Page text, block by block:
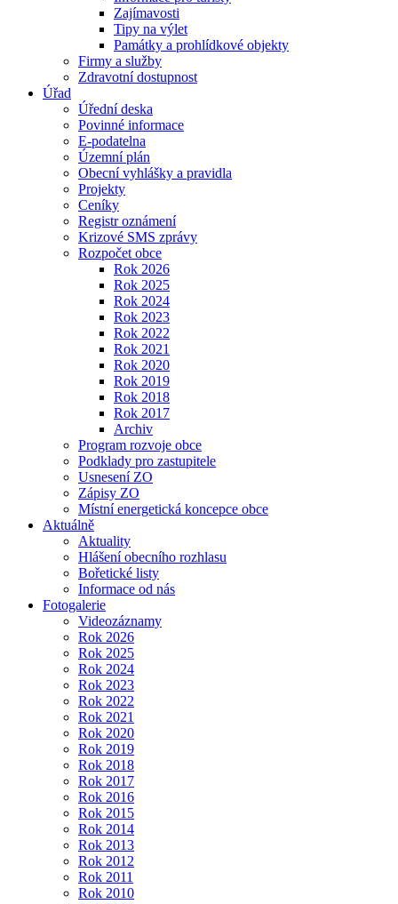
Zajímavosti
Tipy na výlet
Památky a prohlídkové objekty
Firmy a služby
Zdravotní dostupnost
Úřad
Úřední deska
Povinné informace
E-podatelna
Územní plán
Obecní vyhlášky a pravidla
Projekty
Ceníky
Registr oznámení
Krizové SMS zprávy
Rozpočet obce
Rok 2026
Rok 2025
Rok 2024
Rok 2023
Rok 2022
Rok 2021
Rok 2020
Rok 2019
Rok 2018
Rok 2017
Archiv
Program rozvoje obce
Podklady pro zastupitele
Usnesení ZO
Zápisy ZO
Místní energetická koncepce obce
Aktuálně
Aktuality
Hlášení obecního rozhlasu
Bořetické listy
Informace od nás
Fotogalerie
Videozáznamy
Rok 2026
Rok 2025
Rok 2024
Rok 2023
Rok 2022
Rok 2021
Rok 2020
Rok 2019
Rok 2018
Rok 2017
Rok 2016
Rok 2015
Rok 2014
Rok 2013
Rok 2012
Rok 2011
Rok 2010